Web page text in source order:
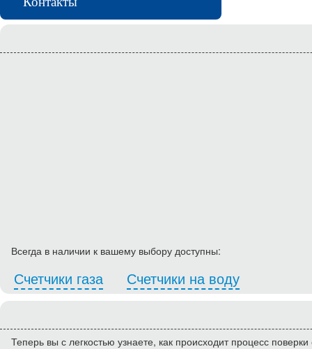
Всегда в наличии к вашему выбору доступны:
Счетчики газа Счетчики на воду
Теперь вы с легкостью узнаете, как происходит процесс поверки